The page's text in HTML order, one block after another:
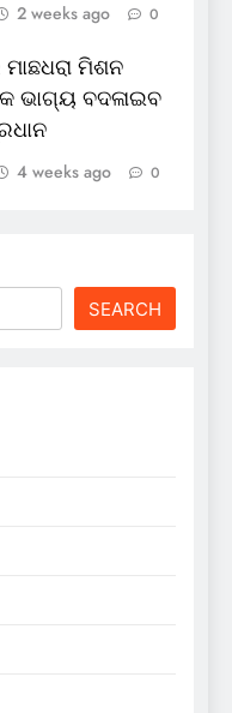
2 weeks ago 0
ମିଶନ
ଭାଗ୍ୟ ବଦଳାଇବ
4 weeks ago 0
SEARCH